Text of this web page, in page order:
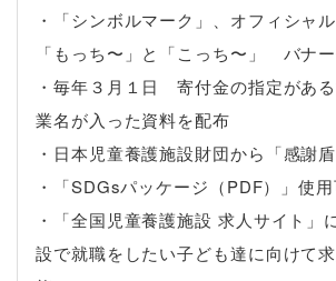
・「シンボルマーク」、オフィシャ
「もっち〜」と「こっち〜」 バナ
・毎年３月１日 寄付金の指定があ
業名が入った資料を配布
・日本児童養護施設財団から「感謝
・「SDGsパッケージ（PDF）」使
・「全国児童養護施設 求人サイト」
設で就職をしたい子ども達に向けて